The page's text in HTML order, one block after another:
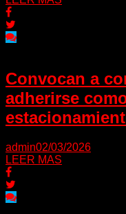
Convocan a
adherirse
admin02/03/2026
LEER MAS